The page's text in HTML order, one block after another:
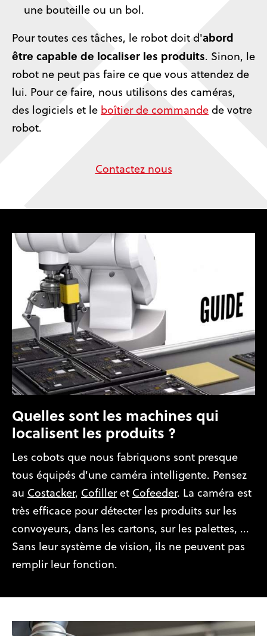
une bouteille ou un bol.
Pour toutes ces tâches, le robot doit d'abord
être capable de localiser les produits. Sinon, le
robot ne peut pas faire ce que vous attendez de
lui. Pour ce faire, nous utilisons des caméras,
des logiciels et le boîtier de commande de votre
robot.
Contactez nous
Quelles sont les machines qui
localisent les produits ?
Les cobots que nous fabriquons sont presque
tous équipés d'une caméra intelligente. Pensez
au Costacker, Cofilleret Cofeeder. La caméra est
très efficace pour détecter les produits sur les
convoyeurs, dans les cartons, sur les palettes, ...
Sans leur système de vision, ils ne peuvent pas
remplir leur fonction.